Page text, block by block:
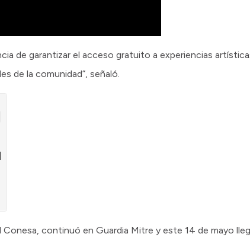
de garantizar el acceso gratuito a experiencias
de la comunidad”, señaló.
Conesa, continuó en Guardia Mitre y este 14 de mayo